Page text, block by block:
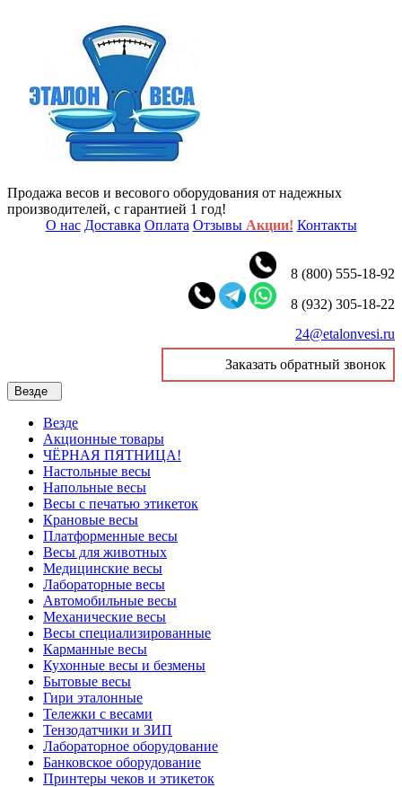
Продажа весов и весового оборудования от надежных
производителей, с гарантией 1 год!
О нас Доставка Оплата Отзывы Акции! Контакты
8 (800) 555-18-92
8 (932) 305-18-22
24@etalonvesi.ru
Заказать обратный звонок
Везде
Везде
Акционные товары
ЧЁРНАЯ ПЯТНИЦА!
Настольные весы
Напольные весы
Весы с печатью этикеток
Крановые весы
Платформенные весы
Весы для животных
Медицинские весы
Лабораторные весы
Автомобильные весы
Механические весы
Весы специализированные
Карманные весы
Кухонные весы и безмены
Бытовые весы
Гири эталонные
Тележки с весами
Тензодатчики и ЗИП
Лабораторное оборудование
Банковское оборудование
Принтеры чеков и этикеток